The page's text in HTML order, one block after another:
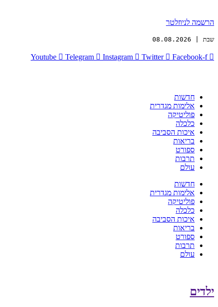
הרשמה לניוזלטר
שבת | 08.08.2026
Youtube Telegram Instagram Twitter Facebook-f
חדשות
אלימות מגדרית
פוליטיקה
כלכלה
איכות הסביבה
בריאות
ספורט
תרבות
עולם
חדשות
אלימות מגדרית
פוליטיקה
כלכלה
איכות הסביבה
בריאות
ספורט
תרבות
עולם
ילדים